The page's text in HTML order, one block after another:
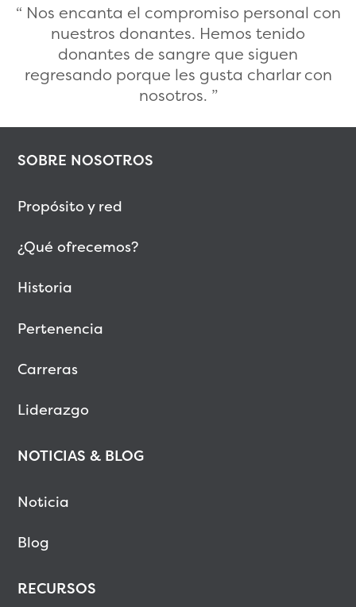
Nos encanta el compromiso personal con
nuestros donantes. Hemos tenido
donantes de sangre que siguen
regresando porque les gusta charlar con
nosotros.
SOBRE NOSOTROS
Propósito y red
¿Qué ofrecemos?
Historia
Pertenencia
Carreras
Liderazgo
NOTICIAS & BLOG
Noticia
Blog
RECURSOS